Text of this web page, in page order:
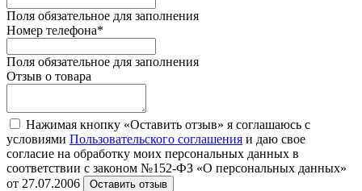
Поля обязательное для заполнения
Номер телефона*
Поля обязательное для заполнения
Отзыв о товара
Нажимая кнопку «Оставить отзыв» я соглашаюсь с
условиями Пользовательского соглашения и даю свое
согласие на обработку моих персональных данных в
соответствии с законом №152-ФЗ «О персональных данных»
от 27.07.2006
Оставить отзыв